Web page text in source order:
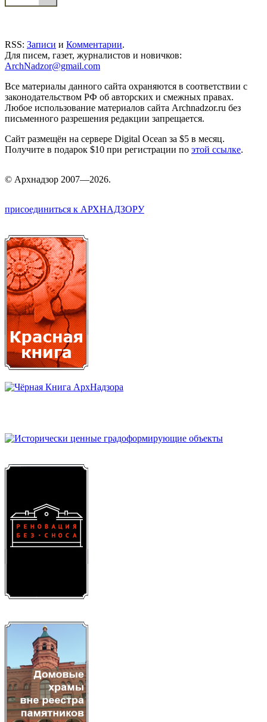
RSS: Записи и Комментарии.
Для писем, газет, журналистов и новичков:
ArchNadzor@gmail.com
Все материалы данного сайта охраняются в соответствии с
законодательством РФ об авторских и смежных правах.
Любое использование материалов сайта Archnadzor.ru без
письменного разрешения редакции запрещается.
Сайт размещён на сервере Digital Ocean за $5 в месяц.
Получите в подарок $10 при регистрации по этой ссылке.
© Архнадзор 2007—2026.
присоединиться к АРХНАДЗОРУ